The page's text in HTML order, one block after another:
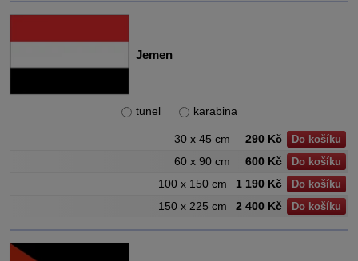
Jemen
tunel karabina
30 x 45 cm 290 Kč Do košíku
60 x 90 cm 600 Kč Do košíku
100 x 150 cm 1 190 Kč Do košíku
150 x 225 cm 2 400 Kč Do košíku